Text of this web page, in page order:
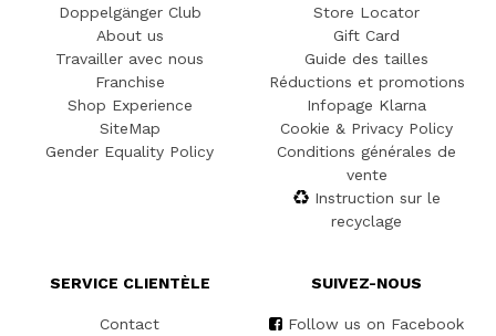
Doppelgänger Club
About us
Travailler avec nous
Franchise
Shop Experience
SiteMap
Gender Equality Policy
Store Locator
Gift Card
Guide des tailles
Réductions et promotions
Infopage Klarna
Cookie & Privacy Policy
Conditions générales de
vente
Instruction sur le
recyclage
SERVICE CLIENTÈLE
Contact
SUIVEZ-NOUS
Follow us on Facebook